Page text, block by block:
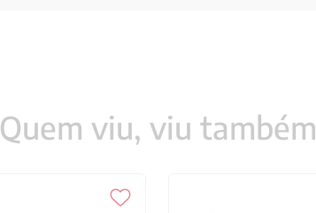
Quem viu, viu também